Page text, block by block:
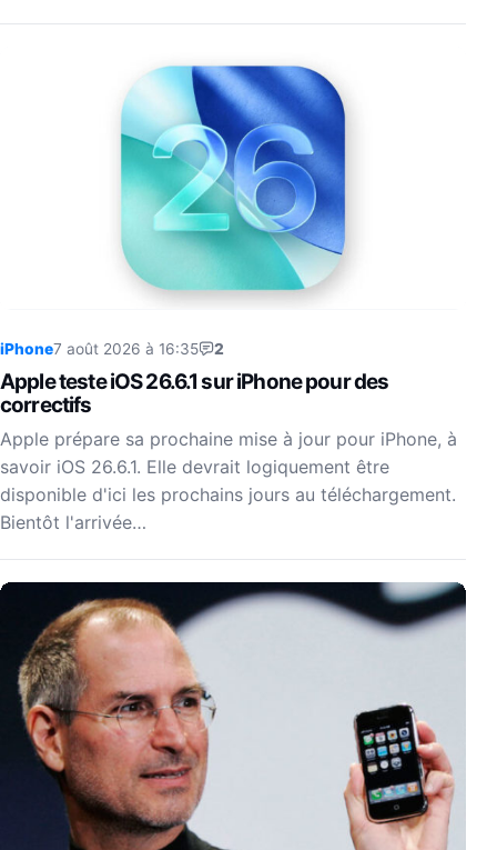
iPhone7 août 2026 à 16:35 2
Apple teste iOS 26.6.1 sur iPhone pour des
correctifs
Apple prépare sa prochaine mise à jour pour iPhone, à
savoir iOS 26.6.1. Elle devrait logiquement être
disponible d'ici les prochains jours au téléchargement.
Bientôt l'arrivée…